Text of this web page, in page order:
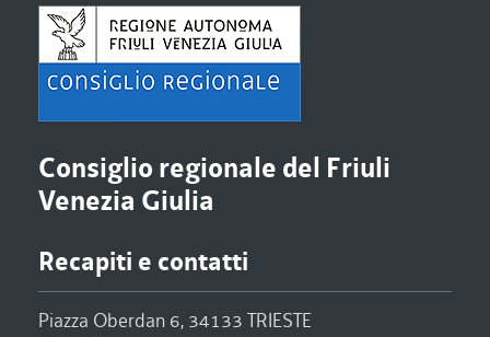
Consiglio regionale del Friuli
Venezia Giulia
Recapiti e contatti
Piazza Oberdan 6, 34133 TRIESTE